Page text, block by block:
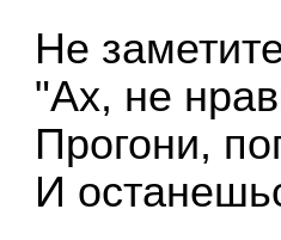
Не
"Ах, не
Прогони,
И